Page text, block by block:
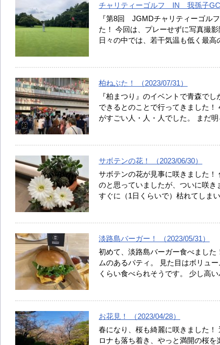
チャリティーゴルフ IN 我孫子GC
『第8回 JGMDチャリティーゴ
た！ 今回は、プレーせずに写真撮
日々の中では、若干気温も低く最
柏ねぶた！ （2023/07/31）
『柏まつり』のイベントで青森で
できるとのことで行ってきました
がすごい人・人・人でした。 まだ
サボテンの花！ （2023/06/30）
サボテンの花が見事に咲きました
のと思っていましたが、ついに咲
すぐに（1日くらいで）枯れてしま
淡路島バーガー！ （2023/05/31）
初めて、淡路島バーガー食べまし
ムのあるパティ。 見た目はボリュ
くらい食べられそうです。 少し高
お花見！ （2023/04/28）
春になり、桜も綺麗に咲きました
ロナも落ち着き、やっと満開の桜